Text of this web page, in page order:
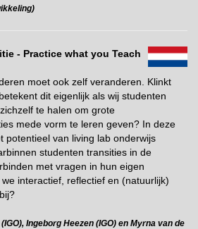
- Practice what you Teach
moet ook zelf veranderen. Klinkt
dit eigenlijk als wij studenten
te halen om grote
mede vorm te leren geven? In deze
potentieel van living lab onderwijs
studenten transities in de
met vragen in hun eigen
interactief, reflectief en (natuurlijk)
Ingeborg Heezen (IGO) en Myrna van de